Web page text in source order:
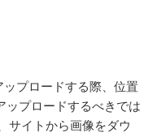
プロードする際、位置
ップロードするべきでは
サイトから画像をダウ